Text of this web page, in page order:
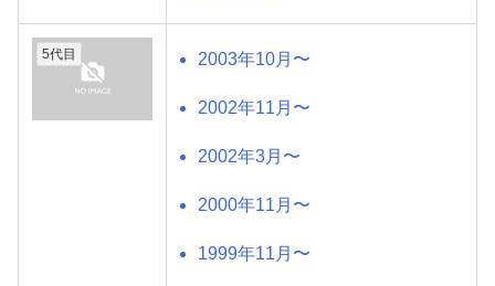
5代目 2003年10月〜
2002年11月〜
2002年3月〜
2000年11月〜
1999年11月〜